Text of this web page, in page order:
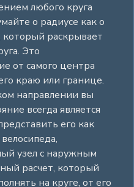
любого круга
о радиусе как о
раскрывает
Это
от самого центра
краю или границе.
направлении вы
всегда является
его как
узел с наружным
расчет, который
на круге, от его